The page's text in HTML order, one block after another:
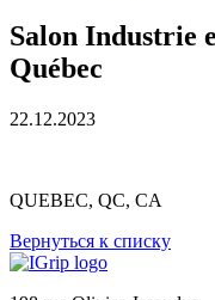
Salon Industrie
Québec
22.12.2023
QUEBEC, QC, CA
Вернуться к списку